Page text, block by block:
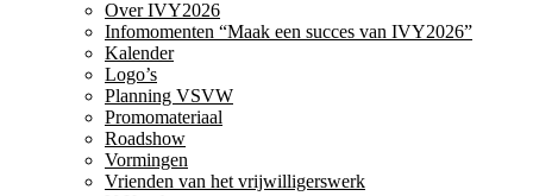
Over IVY2026
Infomomenten “Maak een succes van IVY2026”
Kalender
Logo’s
Planning VSVW
Promomateriaal
Roadshow
Vormingen
Vrienden van het vrijwilligerswerk